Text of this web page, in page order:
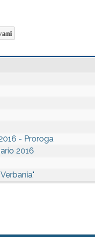
- Proroga
2016